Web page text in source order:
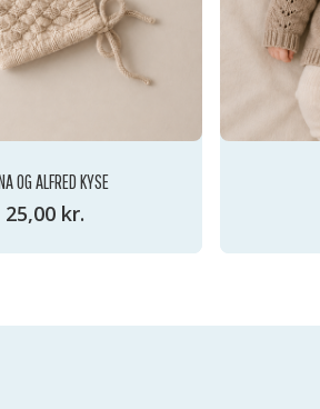
OG ALFRED KYSE
25,00 kr.